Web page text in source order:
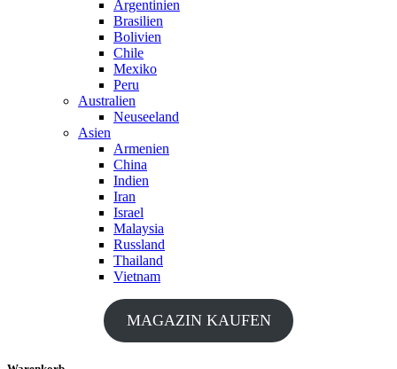
Argentinien
Brasilien
Bolivien
Chile
Mexiko
Peru
Australien
Neuseeland
Asien
Armenien
China
Indien
Iran
Israel
Malaysia
Russland
Thailand
Vietnam
MAGAZIN KAUFEN